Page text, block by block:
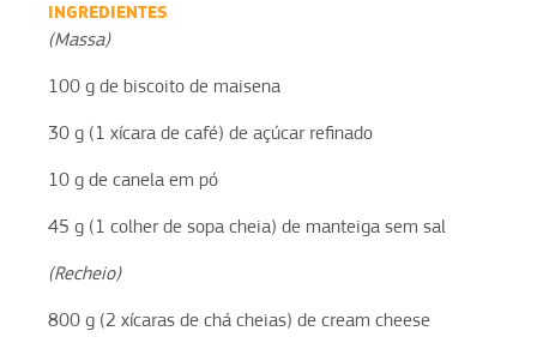
INGREDIENTES
(Massa)
100 g de biscoito de maisena
30 g (1 xícara de café) de açúcar refinado
10 g de canela em pó
45 g (1 colher de sopa cheia) de manteiga sem sal
(Recheio)
800 g (2 xícaras de chá cheias) de cream cheese